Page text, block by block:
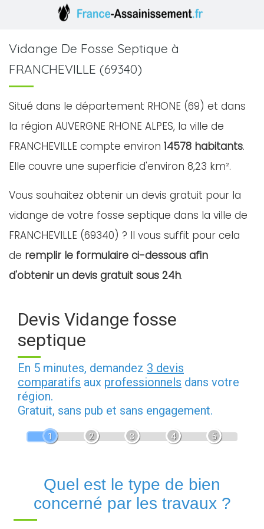
Vidange De Fosse Septique à
FRANCHEVILLE (69340)
Situé dans le département RHONE (69) et dans
la région AUVERGNE RHONE ALPES, la ville de
FRANCHEVILLE compte environ 14578 habitants.
Elle couvre une superficie d'environ 8,23 km².
Vous souhaitez obtenir un devis gratuit pour la
vidange de votre fosse septique dans la ville de
FRANCHEVILLE (69340) ? Il vous suffit pour cela
de remplir le formulaire ci-dessous afin
d'obtenir un devis gratuit sous 24h.
Devis Vidange fosse
septique
En 5 minutes, demandez 3 devis
comparatifs aux professionnels dans votre
région.
Gratuit, sans pub et sans engagement.
1 2 3 4 5
Quel est le type de bien
concerné par les travaux ?